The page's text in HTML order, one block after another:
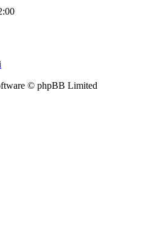
© phpBB Limited